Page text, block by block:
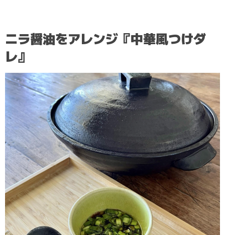
ニラ醤油をアレンジ『中華風つけダ
レ』